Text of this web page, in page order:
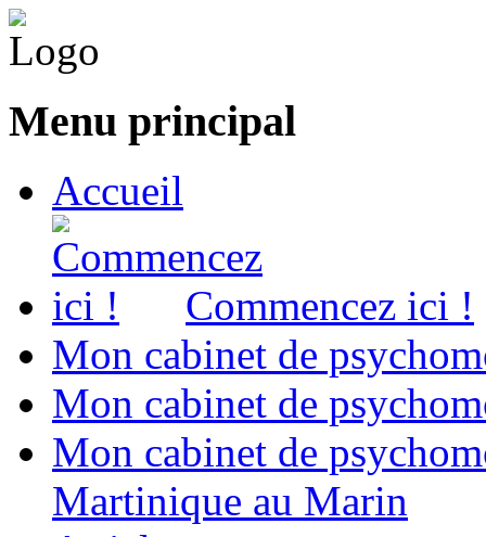
Menu principal
Accueil
Commencez ici !
Mon cabinet de
Mon cabinet de
Mon cabinet de
Martinique au Marin